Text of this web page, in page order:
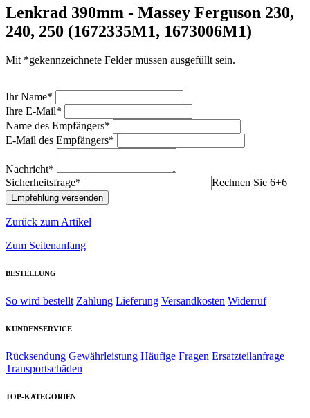
Lenkrad 390mm - Massey Ferguson 230,
240, 250 (1672335M1, 1673006M1)
Mit *gekennzeichnete Felder müssen ausgefüllt sein.
Ihr Name*
Ihre E-Mail*
Name des Empfängers*
E-Mail des Empfängers*
Nachricht*
Sicherheitsfrage*
Rechnen Sie 6+6
Zurück zum Artikel
Zum Seitenanfang
BESTELLUNG
So wird bestellt Zahlung Lieferung Versandkosten Widerruf
KUNDENSERVICE
Rücksendung Gewährleistung Häufige Fragen Ersatzteilanfrage
Transportschäden
TOP-KATEGORIEN